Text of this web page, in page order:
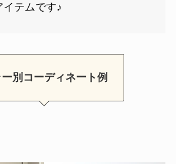
イテムです♪
ー別コーディネート例